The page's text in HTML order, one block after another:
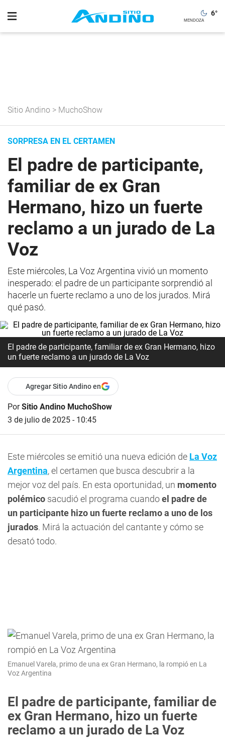
6°
Sitio Andino > MuchoShow
SORPRESA EN EL CERTAMEN
El padre de participante,
familiar de ex Gran
Hermano, hizo un fuerte
reclamo a un jurado de La
Voz
Este miércoles, La Voz Argentina vivió un momento
inesperado: el padre de un participante sorprendió al
hacerle un fuerte reclamo a uno de los jurados. Mirá
qué pasó.
El padre de participante, familiar de ex Gran Hermano, hizo
un fuerte reclamo a un jurado de La Voz
Agregar Sitio Andino en
PorSitio Andino MuchoShow
3 de julio de 2025 - 10:45
Este miércoles se emitió una nueva edición de La Voz
Argentina, el certamen que busca descubrir a la
mejor voz del país. En esta oportunidad, un momento
polémico sacudió el programa cuandoel padre de
un participante hizo un fuerte reclamo a uno de los
jurados. Mirá la actuación del cantante y cómo se
desató todo.
Emanuel Varela, primo de una ex Gran Hermano, la rompió en La
Voz Argentina
El padre de participante, familiar de
ex Gran Hermano, hizo un fuerte
reclamo a un jurado de La Voz